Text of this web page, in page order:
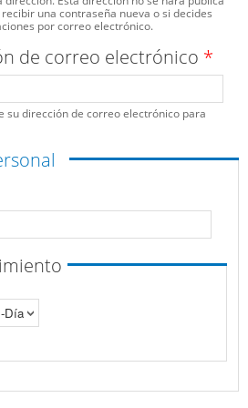
una contraseña nueva o si decides
por correo electrónico.
de correo electrónico *
su dirección de correo electrónico para
Día